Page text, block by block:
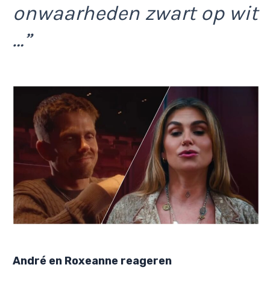
onwaarheden zwart op wit
…”
André en Roxeanne reageren